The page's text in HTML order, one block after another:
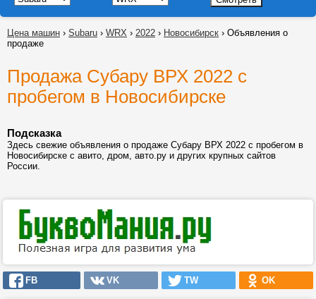
Цена машин › Subaru › WRX › 2022 › Новосибирск › Объявления о
продаже
Продажа Субару ВРХ 2022 с
пробегом в Новосибирске
Подсказка
Здесь свежие объявления о продаже Субару ВРХ 2022 с пробегом в
Новосибирске с авито, дром, авто.ру и других крупных сайтов
России.
FB VK TW OK